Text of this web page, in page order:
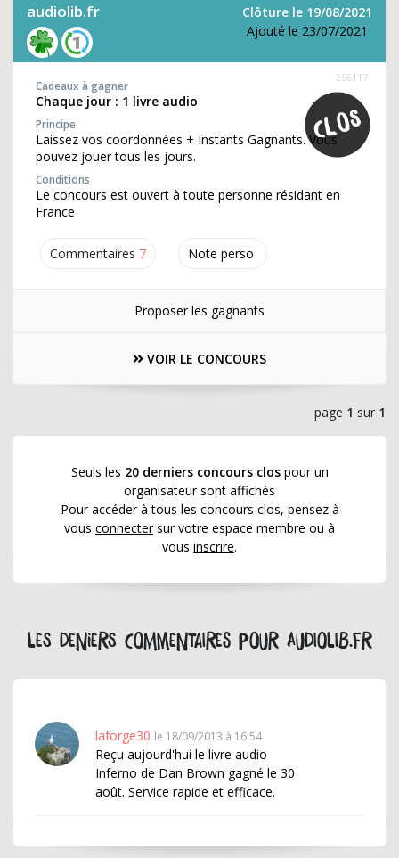
audiolib.fr
Clôture le 19/08/2021
Ajouté le 23/07/2021
Commentaires 7 Note perso
256117
Cadeaux à gagner
Chaque jour : 1 livre audio
Principe
Laissez vos coordonnées + Instants Gagnants. Vous
pouvez jouer tous les jours.
Conditions
Le concours est ouvert à toute personne résidant en
France
Proposer les gagnants
VOIR LE CONCOURS
page 1 sur 1
Seuls les 20 derniers concours clospour un
organisateur sont affichés
Pour accéder à tous les concours clos, pensez à
vous connectersur votre espace membre ou à
vous inscrire.
Les deniers commentaires pour audiolib.fr
laforge30 le 18/09/2013 à 16:54
Reçu aujourd'hui le livre audio
Inferno de Dan Brown gagné le 30
août. Service rapide et efficace.